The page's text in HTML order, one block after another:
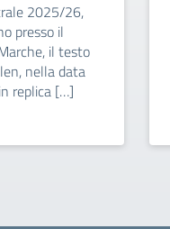
2025/26,
presso il
il testo
nella data
replica […]